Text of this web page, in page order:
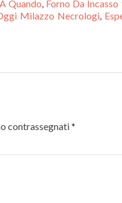
Quando, Forno Da
Milazzo Necrologi,
contrassegnati*